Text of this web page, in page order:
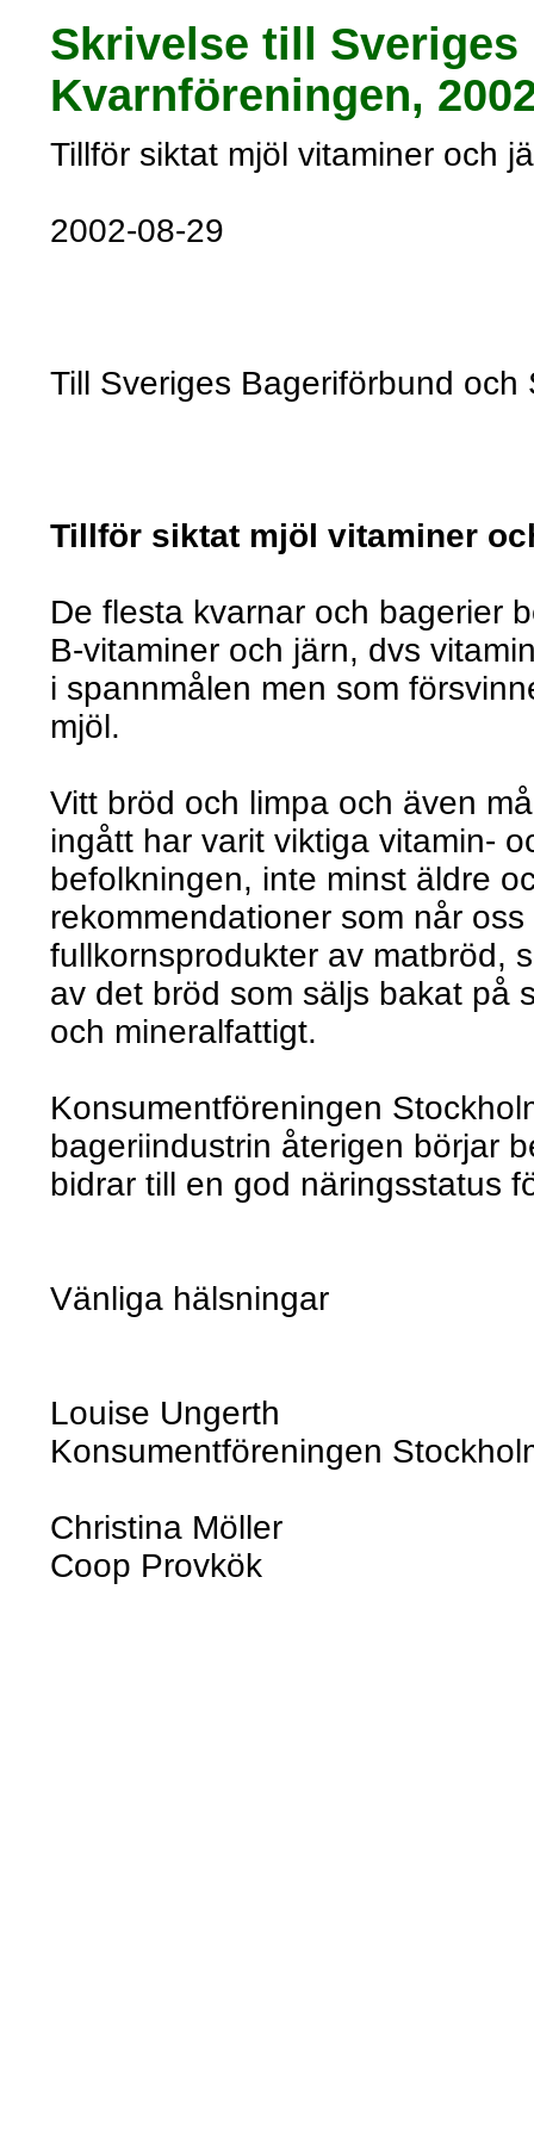
Skrivelse till
Kvarnföreningen,
Tillför siktat mjöl vitaminer och
2002-08-29
Till Sveriges Bageriförbund
Tillför siktat mjöl vitaminer
De flesta kvarnar och bagerier
B-vitaminer och järn, dvs
i spannmålen men som
mjöl.
Vitt bröd och limpa och även
ingått har varit viktiga vitamin-
befolkningen, inte minst äldre
rekommendationer som når
fullkornsprodukter av matbröd,
av det bröd som säljs bakat på
och mineralfattigt.
Konsumentföreningen
bageriindustrin återigen börjar
bidrar till en god näringsstatus
Vänliga hälsningar
Louise Ungerth
Konsumentföreningen
Christina Möller
Coop Provkök